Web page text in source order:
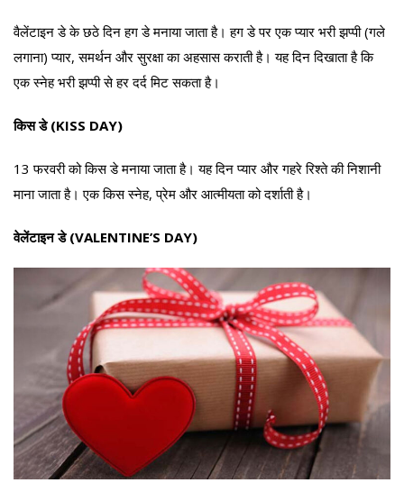
वैलेंटाइन डे के छठे दिन हग डे मनाया जाता है। हग डे पर एक प्यार भरी झप्पी (गले
लगाना) प्यार, समर्थन और सुरक्षा का अहसास कराती है। यह दिन दिखाता है कि
एक स्नेह भरी झप्पी से हर दर्द मिट सकता है।
किस डे (KISS DAY)
13 फरवरी को किस डे मनाया जाता है। यह दिन प्यार और गहरे रिश्ते की निशानी
माना जाता है। एक किस स्नेह, प्रेम और आत्मीयता को दर्शाती है।
वेलेंटाइन डे (VALENTINE’S DAY)